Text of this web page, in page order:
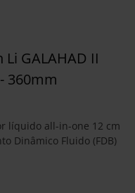
GALAHAD II
360mm
líquido all-in-one 12 cm
Dinâmico Fluido (FDB)